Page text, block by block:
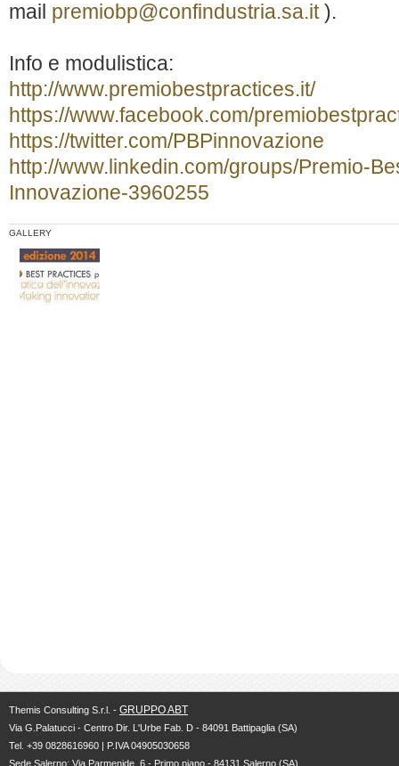
mail premiobp@confindustria.sa.it).
Info e modulistica:
http://www.premiobestpractices.it/
https://www.facebook.com/
https://twitter.com/PBPinnovazione
http://www.linkedin.com/groups/Premio-
Innovazione-3960255
GALLERY
Themis Consulting S.r.l. - GRUPPO ABT
Via G.Palatucci - Centro Dir. L'Urbe Fab. D - 84091 Battipaglia (SA)
Tel. +39 0828616960 | P.IVA 04905030658
Sede Salerno: Via Parmenide, 6 - Primo piano - 84131 Salerno (SA)